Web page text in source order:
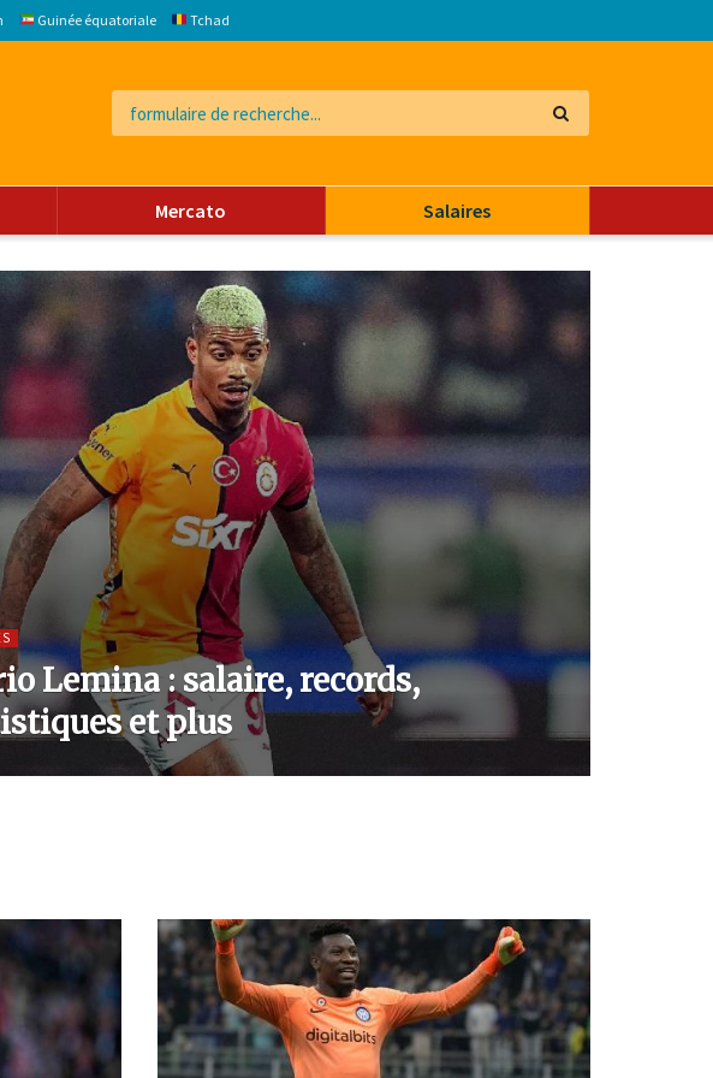
Guinée équatoriale Tchad
Mercato Salaires
Lemina : salaire, records,
et plus